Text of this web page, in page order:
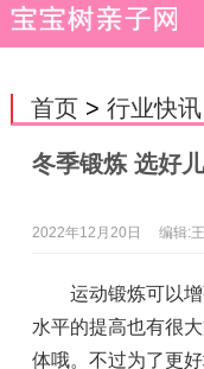
首页> 行业快讯
冬季锻炼 选好
2022年12月20日 编辑:
运动锻炼可以
水平的提高也有很
体哦。不过为了更